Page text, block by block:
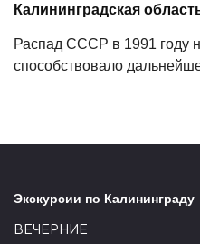
Калининградская
Распад СССР в 1991 году
способствовало
Экскурсии по Калининграду
ВЕЧЕРНИЕ